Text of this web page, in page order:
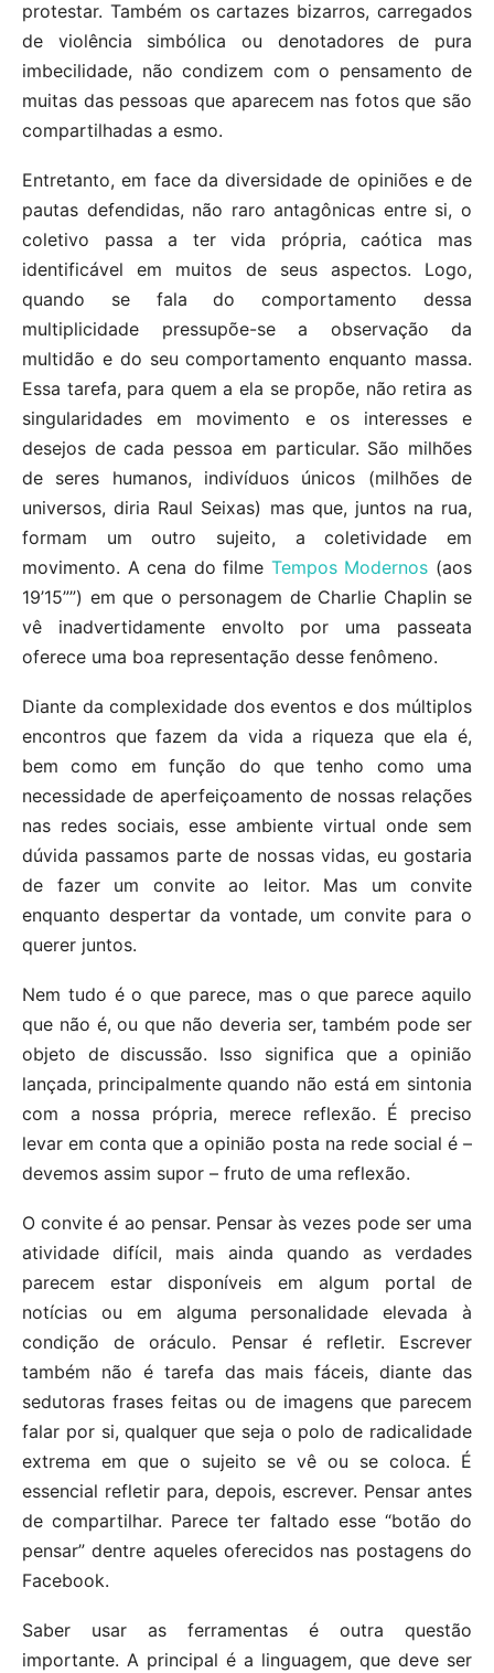
protestar. Também os cartazes bizarros, carregados
de violência simbólica ou denotadores de pura
imbecilidade, não condizem com o pensamento de
muitas das pessoas que aparecem nas fotos que são
compartilhadas a esmo.
Entretanto, em face da diversidade de opiniões e de
pautas defendidas, não raro antagônicas entre si, o
coletivo passa a ter vida própria, caótica mas
identificável em muitos de seus aspectos. Logo,
quando se fala do comportamento dessa
multiplicidade pressupõe-se a observação da
multidão e do seu comportamento enquanto massa.
Essa tarefa, para quem a ela se propõe, não retira as
singularidades em movimento e os interesses e
desejos de cada pessoa em particular. São milhões
de seres humanos, indivíduos únicos (milhões de
universos, diria Raul Seixas) mas que, juntos na rua,
formam um outro sujeito, a coletividade em
movimento. A cena do filme Tempos Modernos (aos
19’15””) em que o personagem de Charlie Chaplin se
vê inadvertidamente envolto por uma passeata
oferece uma boa representação desse fenômeno.
Diante da complexidade dos eventos e dos múltiplos
encontros que fazem da vida a riqueza que ela é,
bem como em função do que tenho como uma
necessidade de aperfeiçoamento de nossas relações
nas redes sociais, esse ambiente virtual onde sem
dúvida passamos parte de nossas vidas, eu gostaria
de fazer um convite ao leitor. Mas um convite
enquanto despertar da vontade, um convite para o
querer juntos.
Nem tudo é o que parece, mas o que parece aquilo
que não é, ou que não deveria ser, também pode ser
objeto de discussão. Isso significa que a opinião
lançada, principalmente quando não está em sintonia
com a nossa própria, merece reflexão. É preciso
levar em conta que a opinião posta na rede social é –
devemos assim supor – fruto de uma reflexão.
O convite é ao pensar. Pensar às vezes pode ser uma
atividade difícil, mais ainda quando as verdades
parecem estar disponíveis em algum portal de
notícias ou em alguma personalidade elevada à
condição de oráculo. Pensar é refletir. Escrever
também não é tarefa das mais fáceis, diante das
sedutoras frases feitas ou de imagens que parecem
falar por si, qualquer que seja o polo de radicalidade
extrema em que o sujeito se vê ou se coloca. É
essencial refletir para, depois, escrever. Pensar antes
de compartilhar. Parece ter faltado esse “botão do
pensar” dentre aqueles oferecidos nas postagens do
Facebook.
Saber usar as ferramentas é outra questão
importante. A principal é a linguagem, que deve ser